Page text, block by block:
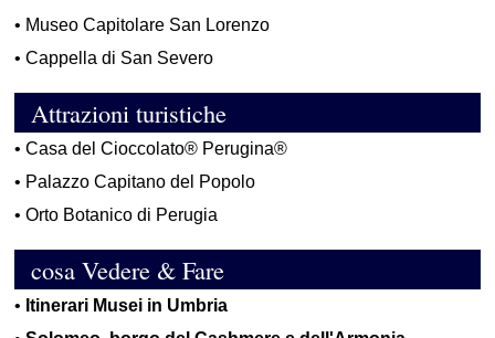
• Museo Capitolare San Lorenzo
•Cappella di San Severo
Attrazioni turistiche
•Casa del Cioccolato® Perugina®
• Palazzo Capitano del Popolo
•Orto Botanico di Perugia
cosa Vedere & Fare
• Itinerari Musei in Umbria